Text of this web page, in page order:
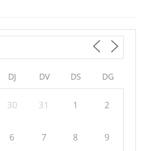
DJ DV DS DG
30 31 1 2
6 7 8 9